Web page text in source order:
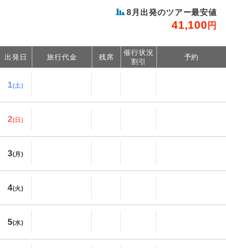
8 月出発のツアー最安値
41,100 円
出発日 旅行代金 残席
催行状況
割引
予約
1(土)
2(日)
3(月)
4(火)
5(水)